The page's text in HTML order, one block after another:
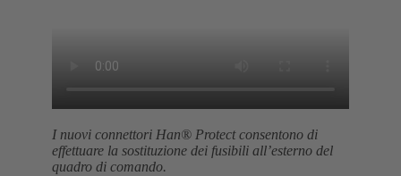
I nuovi connettori Han® Protect consentono di
effettuare la sostituzione dei fusibili all’esterno del
quadro di comando.